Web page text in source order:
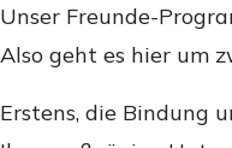
Unser Freunde-
Also geht es hier um
Erstens, die Bindung